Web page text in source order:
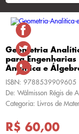
Geometria
para Engenharias
Analítica e
ISBN: 9788539909605
De: Wálmisson Régis de
Categoria: Livros de
R$ 60,00